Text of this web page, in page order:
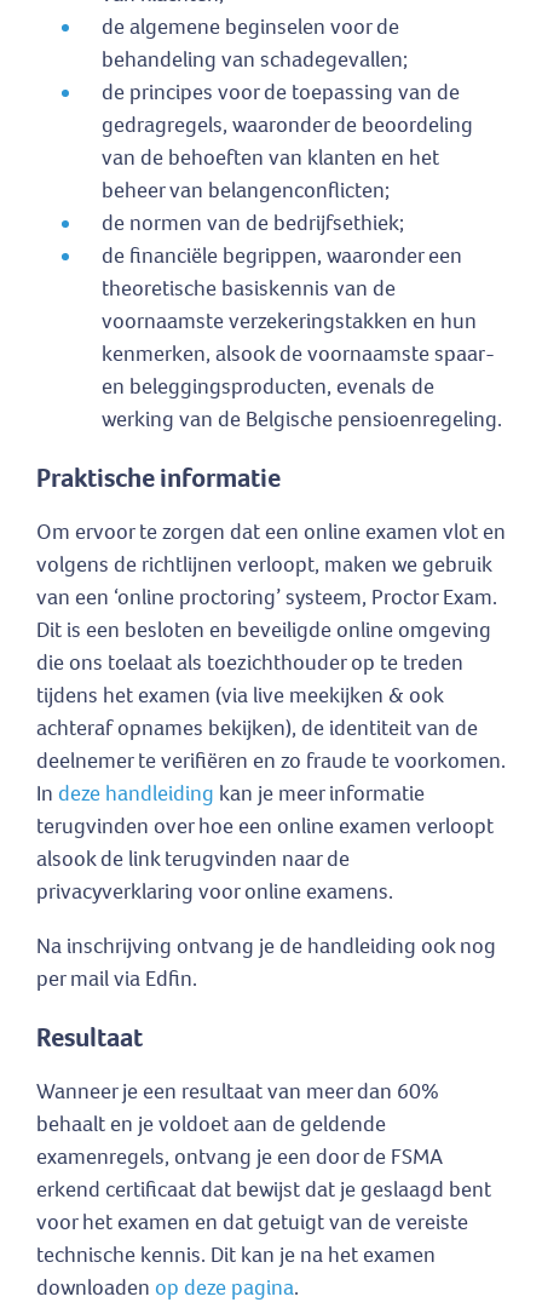
de algemene beginselen voor de
behandeling van schadegevallen;
de principes voor de toepassing van de
gedragregels, waaronder de beoordeling
van de behoeften van klanten en het
beheer van belangenconflicten;
de normen van de bedrijfsethiek;
de financiële begrippen, waaronder een
theoretische basiskennis van de
voornaamste verzekeringstakken en hun
kenmerken, alsook de voornaamste spaar-
en beleggingsproducten, evenals de
werking van de Belgische pensioenregeling.
Praktische informatie
Om ervoor te zorgen dat een online examen vlot en
volgens de richtlijnen verloopt, maken we gebruik
van een ‘online proctoring’ systeem, Proctor Exam.
Dit is een besloten en beveiligde online omgeving
die ons toelaat als toezichthouder op te treden
tijdens het examen (via live meekijken & ook
achteraf opnames bekijken), de identiteit van de
deelnemer te verifiëren en zo fraude te voorkomen.
In deze handleiding kan je meer informatie
terugvinden over hoe een online examen verloopt
alsook de link terugvinden naar de
privacyverklaring voor online examens.
Na inschrijving ontvang je de handleiding ook nog
per mail via Edfin.
Resultaat
Wanneer je een resultaat van meer dan 60%
behaalt en je voldoet aan de geldende
examenregels, ontvang je een door de FSMA
erkend certificaat dat bewijst dat je geslaagd bent
voor het examen en dat getuigt van de vereiste
technische kennis. Dit kan je na het examen
downloaden op deze pagina.